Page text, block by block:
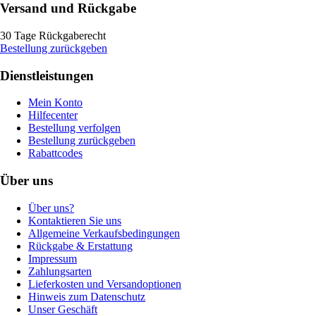
Versand und Rückgabe
30 Tage Rückgaberecht
Bestellung zurückgeben
Dienstleistungen
Mein Konto
Hilfecenter
Bestellung verfolgen
Bestellung zurückgeben
Rabattcodes
Über uns
Über uns?
Kontaktieren Sie uns
Allgemeine Verkaufsbedingungen
Rückgabe & Erstattung
Impressum
Zahlungsarten
Lieferkosten und Versandoptionen
Hinweis zum Datenschutz
Unser Geschäft